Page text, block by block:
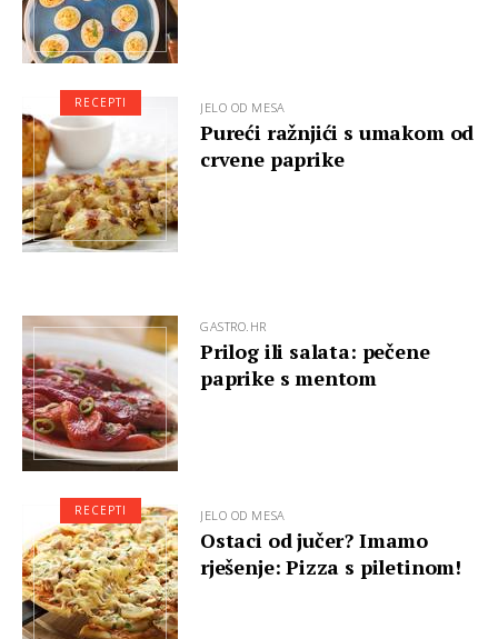
JELO OD MESA
Pureći ražnjići s umakom od
crvene paprike
RECEPTI
GASTRO.HR
Prilog ili salata: pečene
paprike s mentom
JELO OD MESA
Ostaci od jučer? Imamo
rješenje: Pizza s piletinom!
RECEPTI